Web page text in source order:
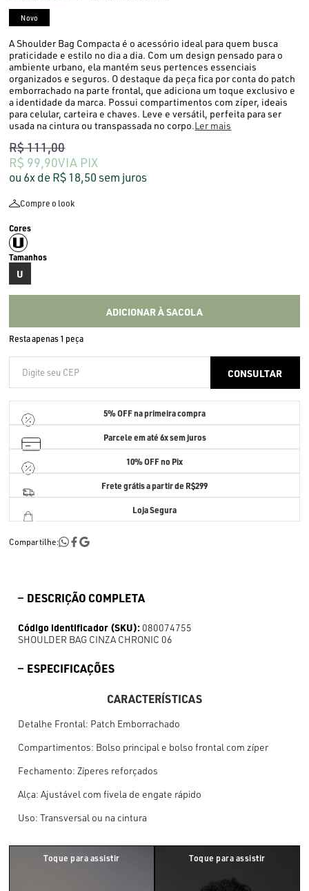
Novo
A Shoulder Bag Compacta é o acessório ideal para quem busca
praticidade e estilo no dia a dia. Com um design pensado para o
ambiente urbano, ela mantém seus pertences essenciais
organizados e seguros. O destaque da peça fica por conta do patch
emborrachado na parte frontal, que adiciona um toque exclusivo e
a identidade da marca. Possui compartimentos com zíper, ideais
para celular, carteira e chaves. Leve e versátil, perfeita para ser
usada na cintura ou transpassada no corpo.Ler mais
R$ 99,90VIA PIX
R$ 111,00
6x R$ 18,50sem juros
Compre o look
U
ADICIONAR À SACOLA
Resta apenas 1 peça
5% OFFna primeira compra
Parcele em até6x sem juros
10% OFF no Pix
Frete grátis a partir de R$299
Loja Segura
Compartilhe:
DESCRIÇÃO COMPLETA
Código identificador (SKU): 080074755
SHOULDER BAG CINZA CHRONIC 06
ESPECIFICAÇÕES
CARACTERÍSTICAS
Detalhe Frontal: Patch Emborrachado
Compartimentos: Bolso principal e bolso frontal com zíper
Fechamento: Zíperes reforçados
Alça: Ajustável com fivela de engate rápido
Uso: Transversal ou na cintura